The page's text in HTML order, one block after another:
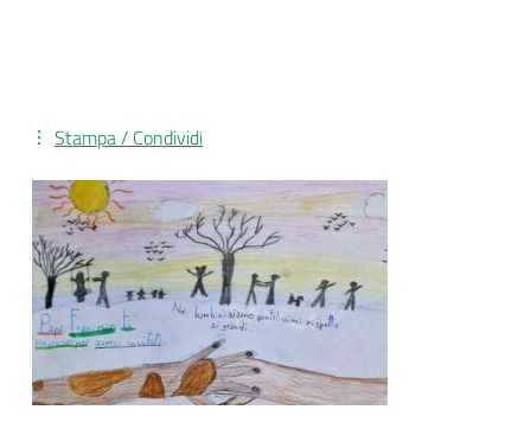
Stampa / Condividi